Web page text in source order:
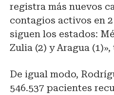
registra más nuevos
contagios activos en
siguen los estados:
Zulia (2) y Aragua
De igual modo,
546.537 pacientes